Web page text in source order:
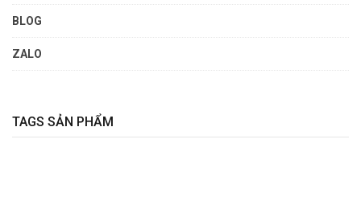
BLOG
ZALO
TAGS SẢN PHẨM